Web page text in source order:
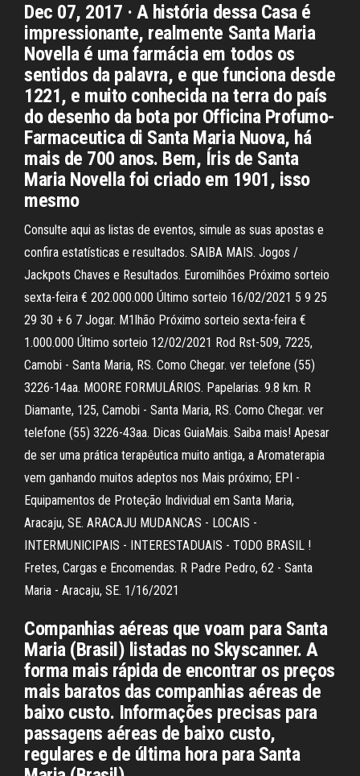
Dec 07, 2017 · A história dessa Casa é
impressionante, realmente Santa Maria
Novella é uma farmácia em todos os
sentidos da palavra, e que funciona desde
1221, e muito conhecida na terra do país
do desenho da bota por Officina Profumo-
Farmaceutica di Santa Maria Nuova, há
mais de 700 anos. Bem, Íris de Santa
Maria Novella foi criado em 1901, isso
mesmo
Consulte aqui as listas de eventos, simule as suas apostas e
confira estatísticas e resultados. SAIBA MAIS. Jogos /
Jackpots Chaves e Resultados. Euromilhões Próximo sorteio
sexta-feira € 202.000.000 Último sorteio 16/02/2021 5 9 25
29 30 + 6 7 Jogar. M1lhão Próximo sorteio sexta-feira €
1.000.000 Último sorteio 12/02/2021 Rod Rst-509, 7225,
Camobi - Santa Maria, RS. Como Chegar. ver telefone (55)
3226-14aa. MOORE FORMULÁRIOS. Papelarias. 9.8 km. R
Diamante, 125, Camobi - Santa Maria, RS. Como Chegar. ver
telefone (55) 3226-43aa. Dicas GuiaMais. Saiba mais! Apesar
de ser uma prática terapêutica muito antiga, a Aromaterapia
vem ganhando muitos adeptos nos Mais próximo; EPI -
Equipamentos de Proteção Individual em Santa Maria,
Aracaju, SE. ARACAJU MUDANCAS - LOCAIS -
INTERMUNICIPAIS - INTERESTADUAIS - TODO BRASIL !
Fretes, Cargas e Encomendas. R Padre Pedro, 62 - Santa
Maria - Aracaju, SE. 1/16/2021
Companhias aéreas que voam para Santa
Maria (Brasil) listadas no Skyscanner. A
forma mais rápida de encontrar os preços
mais baratos das companhias aéreas de
baixo custo. Informações precisas para
passagens aéreas de baixo custo,
regulares e de última hora para Santa